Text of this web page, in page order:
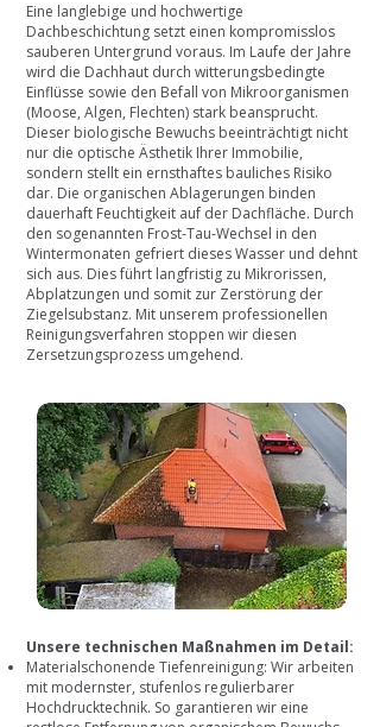
Eine langlebige und hochwertige
Dachbeschichtung setzt einen kompromisslos
sauberen Untergrund voraus. Im Laufe der Jahre
wird die Dachhaut durch witterungsbedingte
Einflüsse sowie den Befall von Mikroorganismen
(Moose, Algen, Flechten) stark beansprucht.
Dieser biologische Bewuchs beeinträchtigt nicht
nur die optische Ästhetik Ihrer Immobilie,
sondern stellt ein ernsthaftes bauliches Risiko
dar. Die organischen Ablagerungen binden
dauerhaft Feuchtigkeit auf der Dachfläche. Durch
den sogenannten Frost-Tau-Wechsel in den
Wintermonaten gefriert dieses Wasser und dehnt
sich aus. Dies führt langfristig zu Mikrorissen,
Abplatzungen und somit zur Zerstörung der
Ziegelsubstanz. Mit unserem professionellen
Reinigungsverfahren stoppen wir diesen
Zersetzungsprozess umgehend.
Unsere technischen Maßnahmen im Detail:
Materialschonende Tiefenreinigung: Wir arbeiten
mit modernster, stufenlos regulierbarer
Hochdrucktechnik. So garantieren wir eine